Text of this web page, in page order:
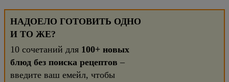
НАДОЕЛО ГОТОВИТЬ ОДНО
И ТО ЖЕ?
10 сочетаний для 100+ новых
блюд без поиска рецептов –
введите ваш емейл, чтобы